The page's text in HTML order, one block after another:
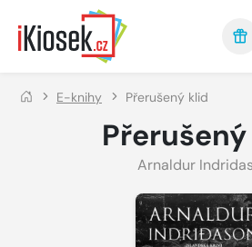
Přejít na hlavní obsah
E-knihy Přerušený klid
Arnaldur